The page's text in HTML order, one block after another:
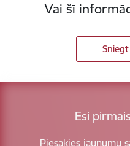
Vai šī
Esi
Piesakies jaunumu